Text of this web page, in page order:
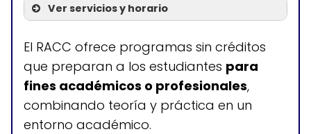
Ver servicios y horario
Servicios
Clases de inglés ESL
El RACC ofrece programas sin créditos
que preparan a los estudiantes para
fines académicos o profesionales,
combinando teoría y práctica en un
entorno académico.